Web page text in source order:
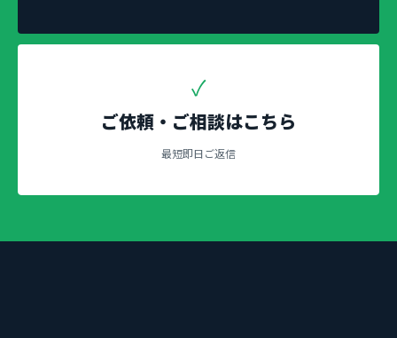
✓
ご依頼・ご相談はこちら
最短即日ご返信